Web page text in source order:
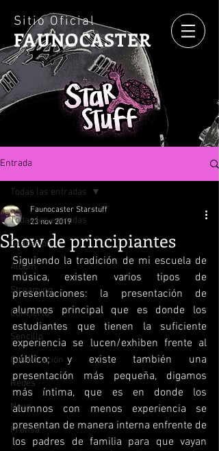
Sitio Oficial
FAUNOCASTER
Entrada
Todas las entradas
Grabación
Álbum
Streaming
Concierto
Sencillo
Colaboración
Redes
News
Prensa
Todas las entradas
Show de principiantes
Faunocaster Starstuff
23 nov 2019
Siguiendo la tradición de mi escuela de
música, existen varios tipos de
presentaciones: la presentación de
alumnos principal que es donde los
estudiantes que tienen la suficiente
experiencia se lucen/exhiben frente al
público; y existe también una
presentación más pequeña, digamos
más íntima, que es en donde los
alumnos con menos experiencia se
presentan de manera interna enfrente de
los padres de familia para que vayan